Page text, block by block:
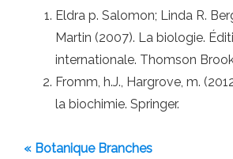
Eldra p. Salomon; Linda R.
Martin (2007). La biologie.
internationale. Thomson
Fromm, h.J., Hargrove, m.
la biochimie. Springer.
« Botanique Branches